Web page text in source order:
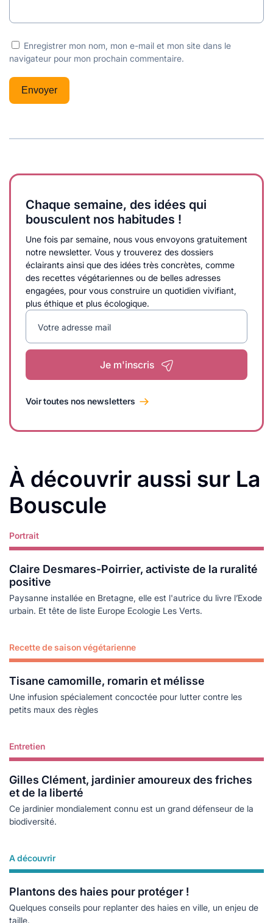
Enregistrer mon nom, mon e-mail et mon site dans le
navigateur pour mon prochain commentaire.
Chaque semaine, des idées qui
bousculent nos habitudes !
Une fois par semaine, nous vous envoyons gratuitement
notre newsletter. Vous y trouverez des dossiers
éclairants ainsi que des idées très concrètes, comme
des recettes végétariennes ou de belles adresses
engagées, pour vous construire un quotidien vivifiant,
plus éthique et plus écologique.
Votre adresse mail
Je m'inscris
Voir toutes nos newsletters
À découvrir aussi sur La
Bouscule
Portrait
Claire Desmares-Poirrier, activiste de la ruralité
positive
Paysanne installée en Bretagne, elle est l'autrice du livre l’Exode
urbain. Et tête de liste Europe Ecologie Les Verts.
Lire plus
Recette de saison végétarienne
Tisane camomille, romarin et mélisse
Une infusion spécialement concoctée pour lutter contre les
petits maux des règles
Lire plus
Entretien
Gilles Clément, jardinier amoureux des friches
et de la liberté
Ce jardinier mondialement connu est un grand défenseur de la
biodiversité.
Lire plus
A découvrir
Plantons des haies pour protéger !
Quelques conseils pour replanter des haies en ville, un enjeu de
taille.
Lire plus